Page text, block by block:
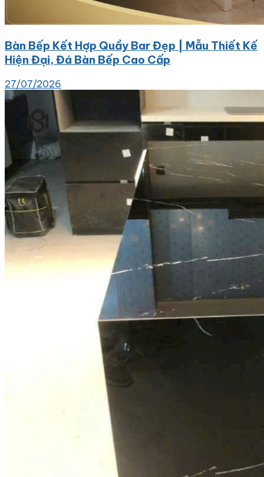
Bàn Bếp Kết Hợp Quầy Bar Đẹp | Mẫu Thiết Kế
Hiện Đại, Đá Bàn Bếp Cao Cấp
27/07/2026